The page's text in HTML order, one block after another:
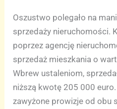
Oszustwo polegało na
sprzedaży nieruchomości.
poprzez agencję
sprzedaż mieszkania o
Wbrew ustaleniom,
niższą kwotę 205 000
zawyżone prowizje od obu